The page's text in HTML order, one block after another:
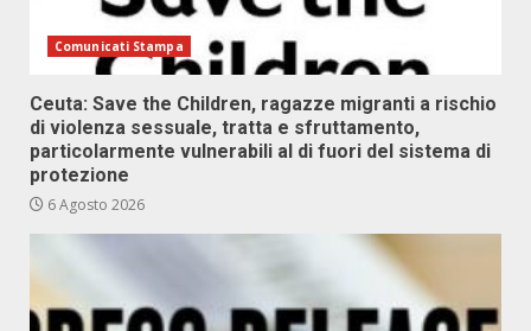
Comunicati Stampa
Ceuta: Save the Children, ragazze migranti a rischio
di violenza sessuale, tratta e sfruttamento,
particolarmente vulnerabili al di fuori del sistema di
protezione
6 Agosto 2026